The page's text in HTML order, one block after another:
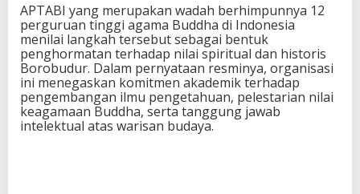
APTABI yang merupakan wadah berhimpunnya 12
perguruan tinggi agama Buddha di Indonesia
menilai langkah tersebut sebagai bentuk
penghormatan terhadap nilai spiritual dan historis
Borobudur. Dalam pernyataan resminya, organisasi
ini menegaskan komitmen akademik terhadap
pengembangan ilmu pengetahuan, pelestarian nilai
keagamaan Buddha, serta tanggung jawab
intelektual atas warisan budaya.